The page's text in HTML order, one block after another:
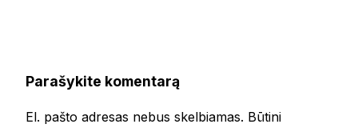
Parašykite komentarą
El. pašto adresas nebus skelbiamas. Būtini